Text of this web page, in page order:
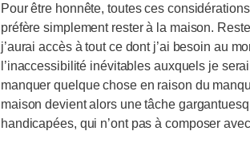
Pour être honnête, toutes ces
préfère simplement rester à la maison.
j’aurai accès à tout ce dont j’ai besoin au
l’inaccessibilité inévitables auxquels je
manquer quelque chose en raison du
maison devient alors une tâche
handicapées, qui n’ont pas à composer